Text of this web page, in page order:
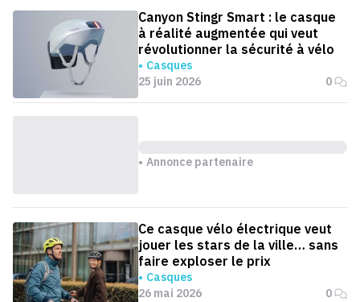
Canyon Stingr Smart : le casque
à réalité augmentée qui veut
révolutionner la sécurité à vélo
Casques
25 juin 2026
0
Annonce partenaire
Ce casque vélo électrique veut
jouer les stars de la ville… sans
faire exploser le prix
Casques
26 mai 2026
0